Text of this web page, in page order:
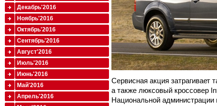
Сервисная акция затрагивает
а также люксовый кроссовер
Национальной администрации
Декабрь'2016
Ноябрь'2016
Октябрь'2016
Сентябрь'2016
Август'2016
Июль'2016
Июнь'2016
Май'2016
Апрель'2016